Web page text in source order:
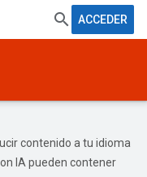
ACCEDER
contenido a tu idioma
IA pueden contener